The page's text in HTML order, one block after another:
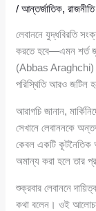
/আন্তর্জাতিক,রাজনীতি
লেবাননে যুদ্ধবিরতি
করতে হবে—এমন শর্ত
(Abbas Araghchi)।
পরিস্থিতি আরও জটিল
আরাগচি জানান,
সেখানে লেবাননকে
কেবল একটি কূটনৈতিক
অমান্য করা হলে তার
শুক্রবার লেবাননে
কথা বলেন। ওই